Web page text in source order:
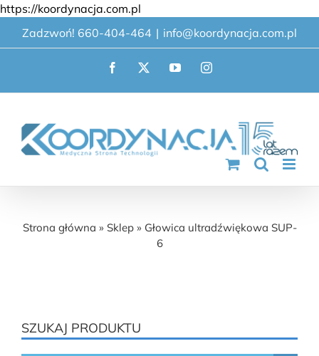
https://koordynacja.com.pl
do
zawartości
Zadzwoń! 660-404-464 | info@koordynacja.com.pl
Facebook
X YouTubeInstagram
Strona główna » Sklep» Głowica ultradźwiękowa SUP-
6
SZUKAJ PRODUKTU